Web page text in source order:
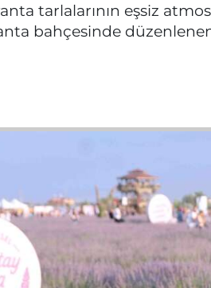
tarlalarının eşsiz
bahçesinde